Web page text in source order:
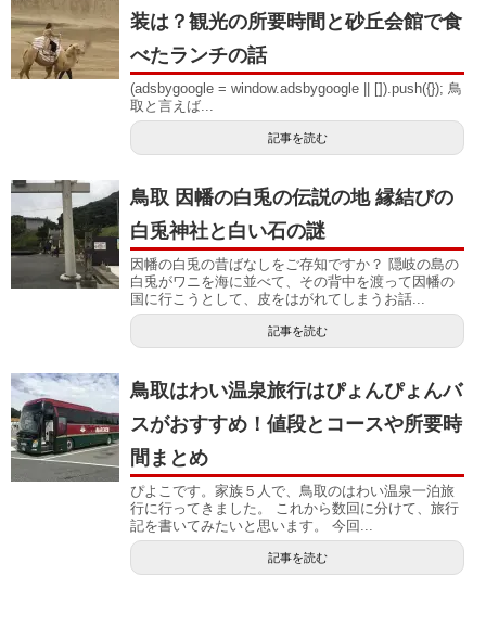
装は？観光の所要時間と砂丘会館で食
べたランチの話
(adsbygoogle = window.adsbygoogle || []).push({}); 鳥
取と言えば...
記事を読む
鳥取 因幡の白兎の伝説の地 縁結びの
白兎神社と白い石の謎
因幡の白兎の昔ばなしをご存知ですか？ 隠岐の島の
白兎がワニを海に並べて、その背中を渡って因幡の
国に行こうとして、皮をはがれてしまうお話...
記事を読む
鳥取はわい温泉旅行はぴょんぴょんバ
スがおすすめ！値段とコースや所要時
間まとめ
ぴよこです。家族５人で、鳥取のはわい温泉一泊旅
行に行ってきました。 これから数回に分けて、旅行
記を書いてみたいと思います。 今回...
記事を読む